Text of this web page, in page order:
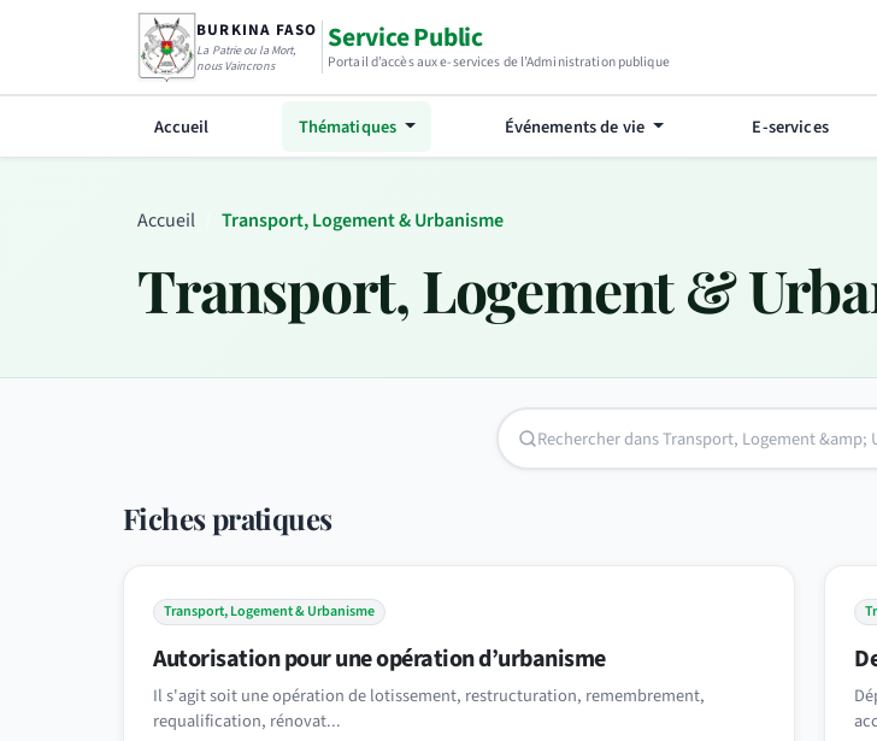
BURKINA FASO
La Patrie ou la Mort,
nous Vaincrons
Service Public
Portail d’accès aux e-services de l’Administration publique
Accueil Thématiques Événements de vie E-services
Accueil Transport, Logement & Urbanisme
Transport, Logement &
Fiches pratiques
Transport, Logement & Urbanisme
Autorisation pour une opération d’urbanisme
Il s'agit soit une opération de lotissement, restructuration, remembrement,
requalification, rénovat...